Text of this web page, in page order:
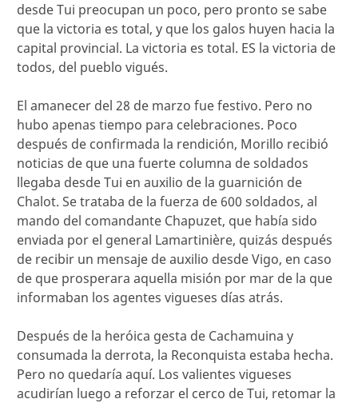
desde Tui preocupan un poco, pero pronto se sabe
que la victoria es total, y que los galos huyen hacia la
capital provincial. La victoria es total. ES la victoria de
todos, del pueblo vigués.
El amanecer del 28 de marzo fue festivo. Pero no
hubo apenas tiempo para celebraciones. Poco
después de confirmada la rendición, Morillo recibió
noticias de que una fuerte columna de soldados
llegaba desde Tui en auxilio de la guarnición de
Chalot. Se trataba de la fuerza de 600 soldados, al
mando del comandante Chapuzet, que había sido
enviada por el general Lamartinière, quizás después
de recibir un mensaje de auxilio desde Vigo, en caso
de que prosperara aquella misión por mar de la que
informaban los agentes vigueses días atrás.
Después de la heróica gesta de Cachamuina y
consumada la derrota, la Reconquista estaba hecha.
Pero no quedaría aquí. Los valientes vigueses
acudirían luego a reforzar el cerco de Tui, retomar la